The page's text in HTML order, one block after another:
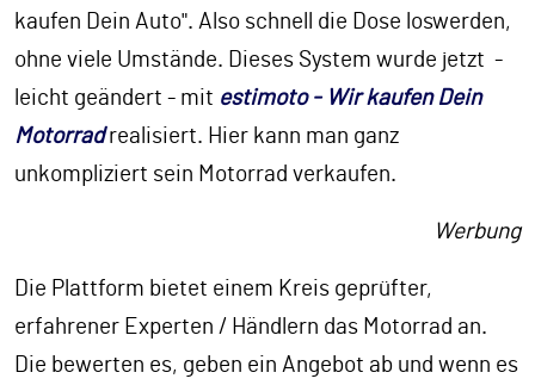
kaufen Dein Auto". Also schnell die Dose loswerden,
ohne viele Umstände. Dieses System wurde jetzt -
leicht geändert - mit estimoto - Wir kaufen Dein
Motorradrealisiert. Hier kann man ganz
unkompliziert sein Motorrad verkaufen.
Werbung
Die Plattform bietet einem Kreis geprüfter,
erfahrener Experten / Händlern das Motorrad an.
Die bewerten es, geben ein Angebot ab und wenn es